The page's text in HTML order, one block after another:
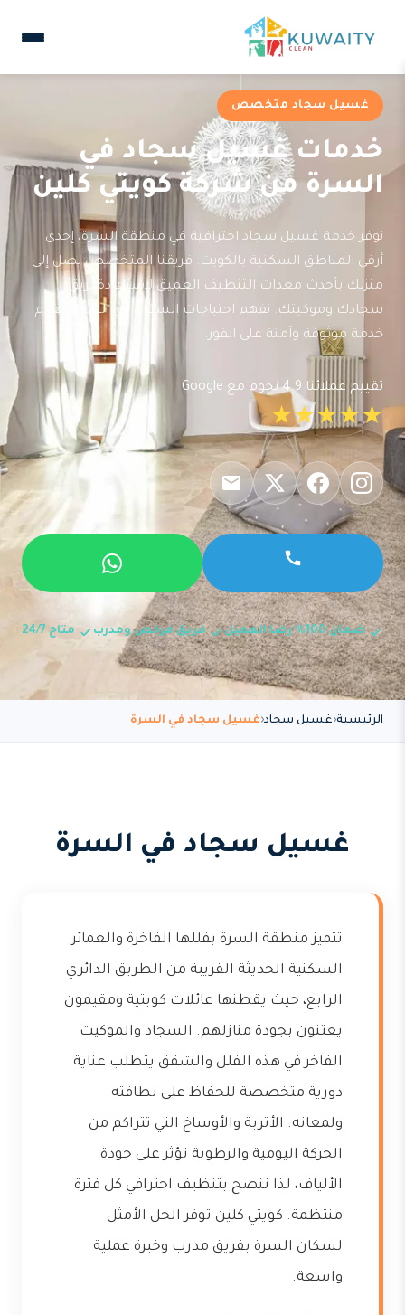
غسيل سجاد متخصص
خدمات غسيل سجاد في
السرة من شركة كويتي كلين
نوفر خدمة غسيل سجاد احترافية في منطقة السرة، إحدى
أرقى المناطق السكنية بالكويت. فريقنا المتخصص يصل إلى
منزلك بأحدث معدات التنظيف العميق لاستعادة بريق
سجادك وموكيتك. نفهم احتياجات السكان في السرة ونقدم
خدمة موثوقة وآمنة على الفور.
تقييم عملائنا 4.9 نجوم مع Google
★★★★★
ضمان 100% رضا العميل فريق مرخص ومدرب متاح 24/7
الرئيسية غسيل سجاد غسيل سجاد في السرة
غسيل سجاد في السرة
تتميز منطقة السرة بفللها الفاخرة والعمائر
السكنية الحديثة القريبة من الطريق الدائري
الرابع، حيث يقطنها عائلات كويتية ومقيمون
يعتنون بجودة منازلهم. السجاد والموكيت
الفاخر في هذه الفلل والشقق يتطلب عناية
دورية متخصصة للحفاظ على نظافته
ولمعانه. الأتربة والأوساخ التي تتراكم من
الحركة اليومية والرطوبة تؤثر على جودة
الألياف، لذا ننصح بتنظيف احترافي كل فترة
منتظمة. كويتي كلين توفر الحل الأمثل
لسكان السرة بفريق مدرب وخبرة عملية
واسعة.